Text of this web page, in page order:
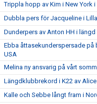
Trippla hopp av Kim i New York
Dubbla pers för Jacqueline i
Dunderpers av Anton HH i
Ebba åttasekunderspersade på
USA
Melina ny ansvarig på vårt
Längdklubbrekord i K22 av
Kalle och Sebbe långt fram i